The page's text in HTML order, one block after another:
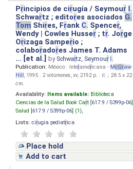
Principios de cirugía / Seymour I.
Schwartz ; editores asociados G.
Tom Shires, Frank C. Spencer,
Wendy | Cowles Husser ; tr. Jorge
Orizaga Samperio ;
colaboradores James T. Adams
... [et al.]by Schwartz, Seymour I.
Publication: México : Interamericana - McGraw-
Hill, 1995 . 2 volúmenes, xv, 2192 p. : il. ; 28.5 x 22
cm.
Availability: Items available: Biblioteca
Ciencias de la Salud Book Cart [ 617.9 / S399p-06
Salud [ 617.9 / S399p-06 ] (1),
Lists: cirugia pediatrica
Place hold
Add to cart